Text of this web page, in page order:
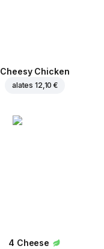
Cheesy Chicken
alates 12,10 €
4 Cheese